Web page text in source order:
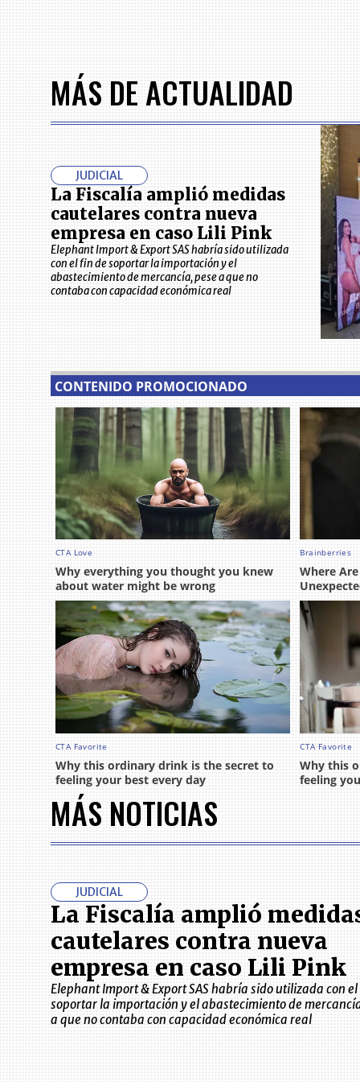
MÁS DE ACTUALIDAD
JUDICIAL
La Fiscalía amplió medidas
cautelares contra nueva
empresa en caso Lili Pink
Elephant Import & Export SAS habría sido utilizada
con el fin de soportar la importación y el
abastecimiento de mercancía, pese a que no
contaba con capacidad económica real
MÁS NOTICIAS
JUDICIAL
La Fiscalía amplió
cautelares contra nueva
empresa en caso Lili Pink
Elephant Import & Export SAS habría sido utilizada con
soportar la importación y el abastecimiento de
a que no contaba con capacidad económica real